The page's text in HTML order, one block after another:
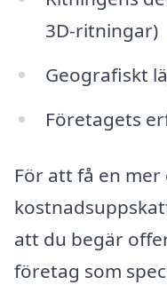
3D-ritningar)
Geografiskt
Företagets
För att få en mer
att du begär
företag som